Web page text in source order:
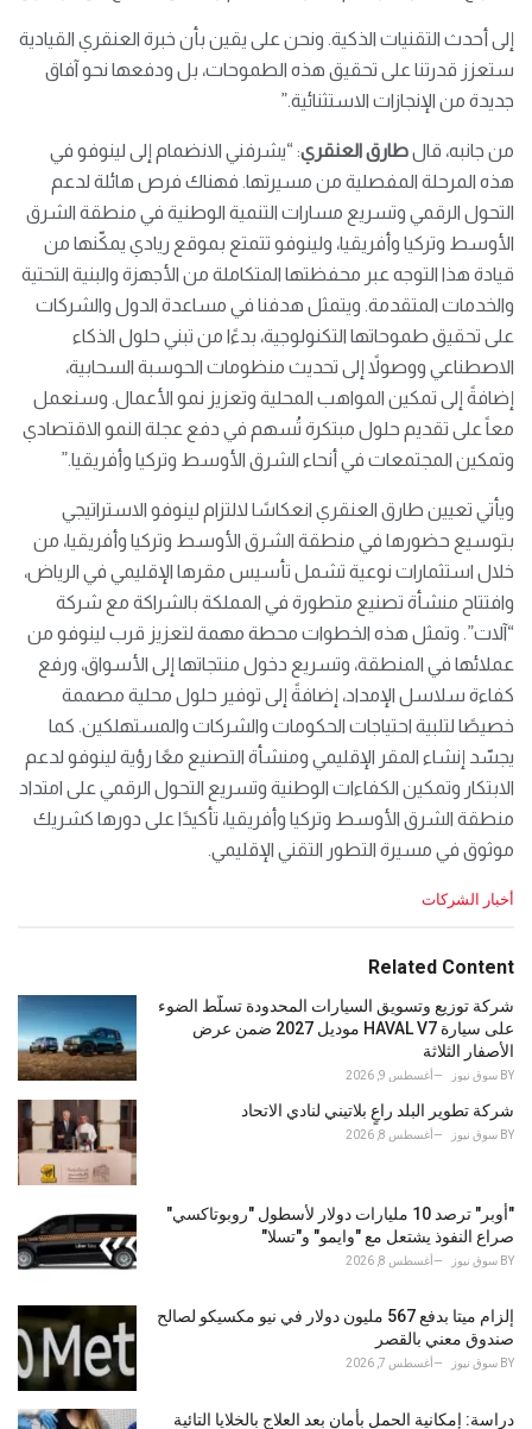
إلى أحدث التقنيات الذكية. ونحن على يقين بأن خبرة العنقري القيادية
ستعزز قدرتنا على تحقيق هذه الطموحات، بل ودفعها نحو آفاق
جديدة من الإنجازات الاستثنائية.”
من جانبه، قالطارق العنقري: “يشرفني الانضمام إلى لينوفو في
هذه المرحلة المفصلية من مسيرتها. فهناك فرص هائلة لدعم
التحول الرقمي وتسريع مسارات التنمية الوطنية في منطقة الشرق
الأوسط وتركيا وأفريقيا، ولينوفو تتمتع بموقع ريادي يمكّنها من
قيادة هذا التوجه عبر محفظتها المتكاملة من الأجهزة والبنية التحتية
والخدمات المتقدمة. ويتمثل هدفنا في مساعدة الدول والشركات
على تحقيق طموحاتها التكنولوجية، بدءًا من تبني حلول الذكاء
الاصطناعي ووصولاً إلى تحديث منظومات الحوسبة السحابية،
إضافةً إلى تمكين المواهب المحلية وتعزيز نمو الأعمال. وسنعمل
معاً على تقديم حلول مبتكرة تُسهم في دفع عجلة النمو الاقتصادي
وتمكين المجتمعات في أنحاء الشرق الأوسط وتركيا وأفريقيا.”
ويأتي تعيين طارق العنقري انعكاسًا لالتزام لينوفو الاستراتيجي
بتوسيع حضورها في منطقة الشرق الأوسط وتركيا وأفريقيا، من
خلال استثمارات نوعية تشمل تأسيس مقرها الإقليمي في الرياض،
وافتتاح منشأة تصنيع متطورة في المملكة بالشراكة مع شركة
“آلات”. وتمثل هذه الخطوات محطة مهمة لتعزيز قرب لينوفو من
عملائها في المنطقة، وتسريع دخول منتجاتها إلى الأسواق، ورفع
كفاءة سلاسل الإمداد، إضافةً إلى توفير حلول محلية مصممة
خصيصًا لتلبية احتياجات الحكومات والشركات والمستهلكين. كما
يجسّد إنشاء المقر الإقليمي ومنشأة التصنيع معًا رؤية لينوفو لدعم
الابتكار وتمكين الكفاءات الوطنية وتسريع التحول الرقمي على امتداد
منطقة الشرق الأوسط وتركيا وأفريقيا، تأكيدًا على دورها كشريك
موثوق في مسيرة التطور التقني الإقليمي.
C
e
o
r
i
e
:
أخبار الشركات
Related Content
شركة توزيع وتسويق السيارات المحدودة تسلّط الضوء
على سيارة HAVAL V7 موديل 2027 ضمن عرض
الأصفار الثلاثة
BY سوق نيوز أغسطس 9, 2026
شركة تطوير البلد راعٍ بلاتيني لنادي الاتحاد
BY سوق نيوز أغسطس 8, 2026
"أوبر" ترصد 10 مليارات دولار لأسطول "روبوتاكسي"
صراع النفوذ يشتعل مع "وايمو" و"تسلا"
BY سوق نيوز أغسطس 8, 2026
إلزام ميتا بدفع 567 مليون دولار في نيو مكسيكو لصالح
صندوق معني بالقصر
BY سوق نيوز أغسطس 7, 2026
دراسة: إمكانية الحمل بأمان بعد العلاج بالخلايا التائية